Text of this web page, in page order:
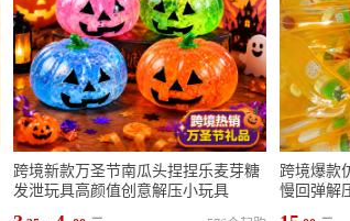
跨境新款万圣节南瓜头捏捏乐麦芽糖
发泄玩具高颜值创意解压小玩具
跨境爆款
慢回弹解